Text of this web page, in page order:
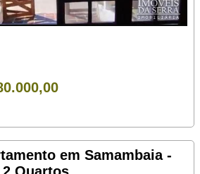
em Samambaia -